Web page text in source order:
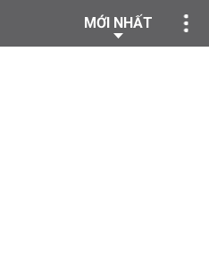
MỚI NHẤT